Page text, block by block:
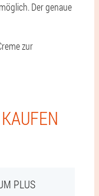
Der genaue
zur
PLUS